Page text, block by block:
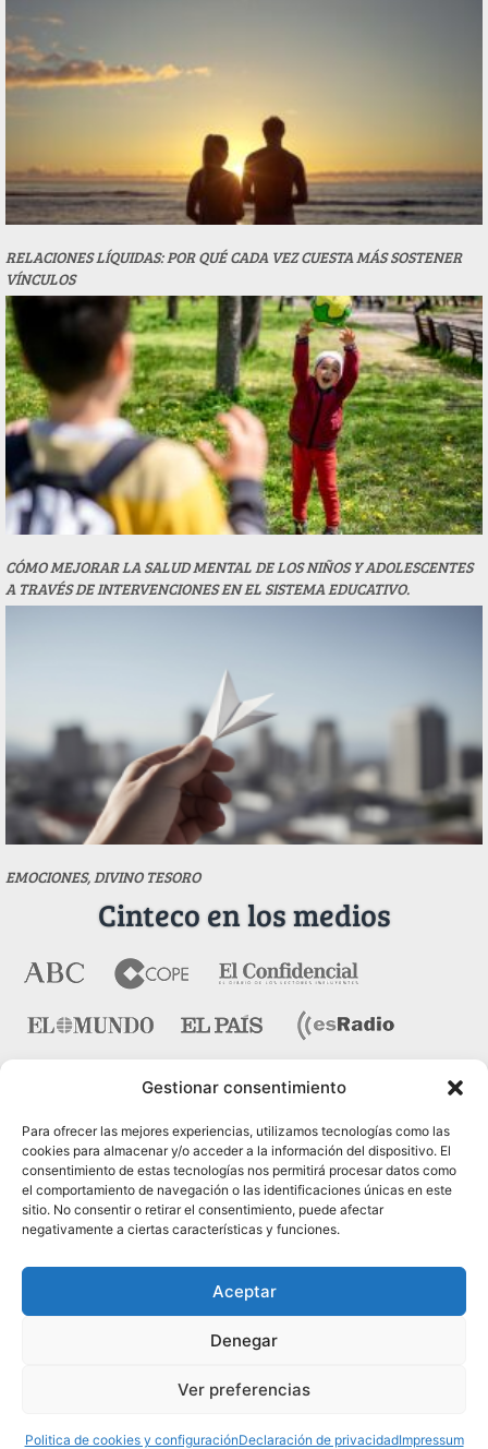
Gestionar consentimiento
Para ofrecer las mejores experiencias, utilizamos tecnologías como las
cookies para almacenar y/o acceder a la información del dispositivo. El
consentimiento de estas tecnologías nos permitirá procesar datos como
el comportamiento de navegación o las identificaciones únicas en este
sitio. No consentir o retirar el consentimiento, puede afectar
negativamente a ciertas características y funciones.
Aceptar
Denegar
Ver preferencias
Politica de cookies y configuraciónDeclaración de privacidadImpressum
RELACIONES LÍQUIDAS: POR QUÉ CADA VEZ CUESTA MÁS SOSTENER
VÍNCULOS
CÓMO MEJORAR LA SALUD MENTAL DE LOS NIÑOS Y ADOLESCENTES
A TRAVÉS DE INTERVENCIONES EN EL SISTEMA EDUCATIVO.
EMOCIONES, DIVINO TESORO
Cinteco en los medios
Contacto
Pza. del Marqués de Salamanca nº 10, bajo dcha. 28006
Madrid
Fax.:
Web:www.cinteco.com
administracion [@] cinteco.com
Psicólogos en Madrid, © 2005-2024 Cinteco |